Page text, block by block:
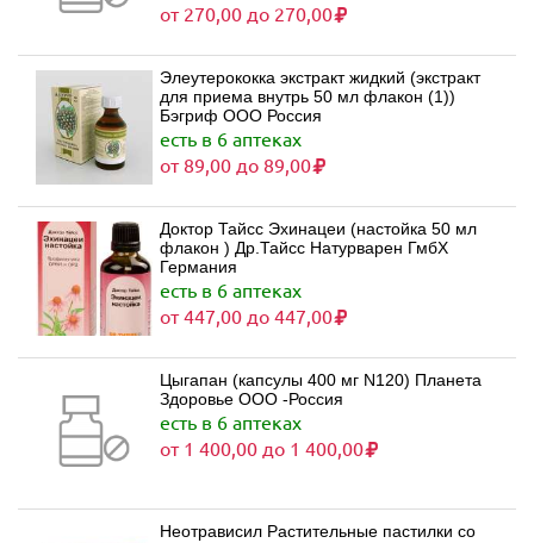
от 270,00 до 270,00
Элеутерококка экстракт жидкий (экстракт
для приема внутрь 50 мл флакон (1))
Бэгриф ООО Россия
есть в 6 аптеках
от 89,00 до 89,00
Доктор Тайсс Эхинацеи (настойка 50 мл
флакон ) Др.Тайсс Натурварен ГмбХ
Германия
есть в 6 аптеках
от 447,00 до 447,00
Цыгапан (капсулы 400 мг N120) Планета
Здоровье ООО -Россия
есть в 6 аптеках
от 1 400,00 до 1 400,00
Неотрависил Растительные пастилки со